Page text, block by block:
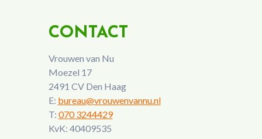
CONTACT
Vrouwen van Nu
Moezel 17
2491 CV Den Haag
E: bureau@vrouwenvannu.nl
T: 070 3244429
KvK: 40409535